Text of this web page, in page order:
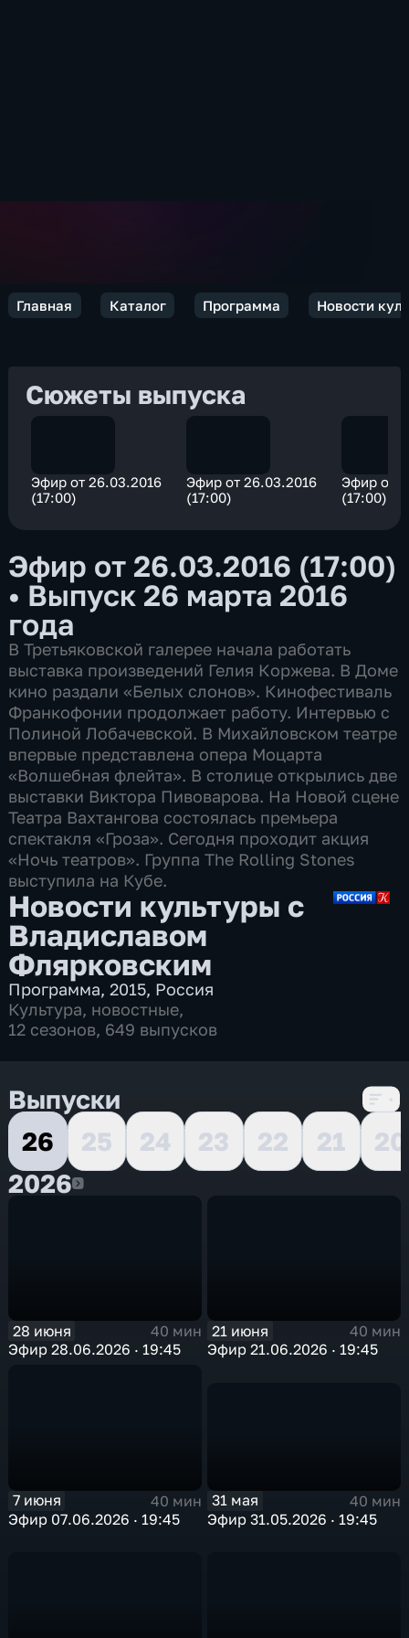
Главная Каталог Программа Новости
Сюжеты выпуска
Эфир от 26.03.2016
(17:00)
Эфир от 26.03.2016
(17:00)
Эфир от
(17:00)
Эфир от 26.03.2016 (17:00)
• Выпуск 26 марта 2016
года
В Третьяковской галерее начала работать
выставка произведений Гелия Коржева. В Доме
кино раздали «Белых слонов». Кинофестиваль
Франкофонии продолжает работу. Интервью с
Полиной Лобачевской. В Михайловском театре
впервые представлена опера Моцарта
«Волшебная флейта». В столице открылись две
выставки Виктора Пивоварова. На Новой сцене
Театра Вахтангова состоялась премьера
спектакля «Гроза». Сегодня проходит акция
«Ночь театров». Группа The Rolling Stones
выступила на Кубе.
Новости культуры с
Владиславом
Флярковским
Программа,2015, Россия
Культура, новостные,
12 сезонов, 649 выпусков
Выпуски
26
25 24 23 22 21
20
20262026
28 июня
40 мин
Эфир 28.06.2026 · 19:45
21 июня
40 мин
Эфир 21.06.2026 · 19:45
7 июня
40 мин
Эфир 07.06.2026 · 19:45
31 мая
40 мин
Эфир 31.05.2026 · 19:45